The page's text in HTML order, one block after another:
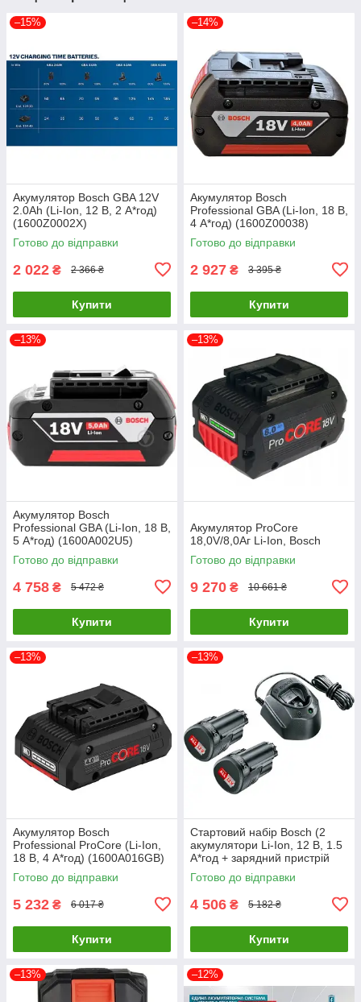
–15%
Акумулятор Bosch GBA 12V
2.0Ah (Li-Ion, 12 В, 2 А*год)
(1600Z0002X)
Готово до відправки
2 022 ₴ 2 366 ₴
Купити
–14%
Акумулятор Bosch
Professional GBA (Li-Ion, 18 В,
4 А*год) (1600Z00038)
Готово до відправки
2 927 ₴ 3 395 ₴
Купити
–13%
Акумулятор Bosch
Professional GBA (Li-Ion, 18 В,
5 А*год) (1600A002U5)
Готово до відправки
4 758 ₴ 5 472 ₴
Купити
–13%
Акумулятор ProCore
18,0V/8,0Аг Li-Ion, Bosch
Готово до відправки
9 270 ₴ 10 661 ₴
Купити
–13%
Акумулятор Bosch
Professional ProCore (Li-Ion,
18 В, 4 А*год) (1600A016GB)
Готово до відправки
5 232 ₴ 6 017 ₴
Купити
–13%
Стартовий набір Bosch (2
акумулятори Li-Ion, 12 В, 1.5
А*год + зарядний пристрій
GAL 1210 CV) (1600A01L3E)
Готово до відправки
4 506 ₴ 5 182 ₴
Купити
–13% –12%